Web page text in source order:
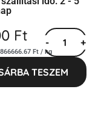
Ft
Ft / kg
- +
TESZEM